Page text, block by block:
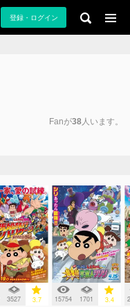
登録・ログイン
Fanが38人います。
3527 3.7 15754 1701 3.4